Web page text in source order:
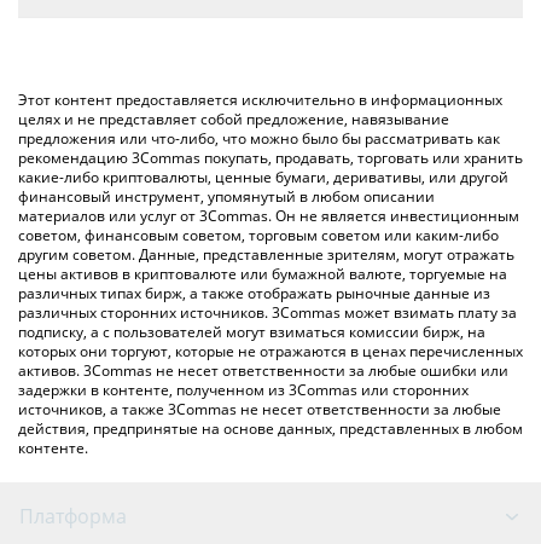
Вы также можете использовать приведенную выше таблицу
цен Hokkaidu Inu, чтобы проверить последние цены на
Hokkaidu Inu в основных фиатных и криптовалютах.
Этот контент предоставляется исключительно в информационных
целях и не представляет собой предложение, навязывание
предложения или что-либо, что можно было бы рассматривать как
рекомендацию 3Commas покупать, продавать, торговать или хранить
какие-либо криптовалюты, ценные бумаги, деривативы, или другой
финансовый инструмент, упомянутый в любом описании
материалов или услуг от 3Commas. Он не является инвестиционным
советом, финансовым советом, торговым советом или каким-либо
другим советом. Данные, представленные зрителям, могут отражать
цены активов в криптовалюте или бумажной валюте, торгуемые на
различных типах бирж, а также отображать рыночные данные из
различных сторонних источников. 3Commas может взимать плату за
подписку, а с пользователей могут взиматься комиссии бирж, на
которых они торгуют, которые не отражаются в ценах перечисленных
активов. 3Commas не несет ответственности за любые ошибки или
задержки в контенте, полученном из 3Commas или сторонних
источников, а также 3Commas не несет ответственности за любые
действия, предпринятые на основе данных, представленных в любом
контенте.
Платформа